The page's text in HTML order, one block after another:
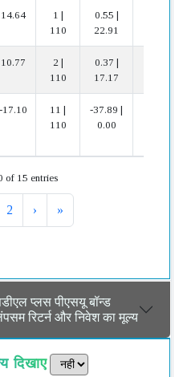
14.64
1 |
110
0.55 |
22.91
10.77
2 |
110
0.37 |
17.17
-17.10
11 |
110
-37.89 |
0.00
of 15 entries
2 › »
प्लस पीएसयू बॉन्ड
रिटर्न और निवेश का मूल्य
दिखाए